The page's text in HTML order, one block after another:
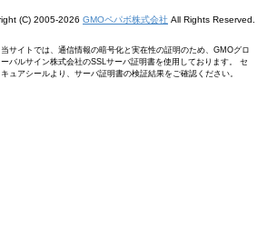
(C) 2005-2026 GMOペパボ株式会社 All Rights Reserved.
当サイトでは、通信情報の暗号化と実在性の証明のため、GMOグロ
ーバルサイン株式会社のSSLサーバ証明書を使用しております。 セ
キュアシールより、サーバ証明書の検証結果をご確認ください。